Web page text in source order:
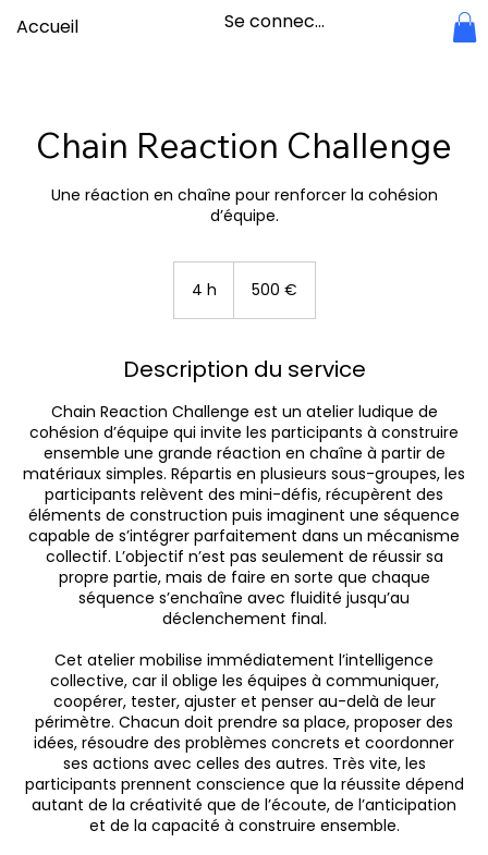
Accueil Se connecter
Chain Reaction Challenge
Une réaction en chaîne pour renforcer la cohésion
d’équipe.
4 h 500 €
Description du service
Chain Reaction Challenge est un atelier ludique de
cohésion d’équipe qui invite les participants à construire
ensemble une grande réaction en chaîne à partir de
matériaux simples. Répartis en plusieurs sous-groupes, les
participants relèvent des mini-défis, récupèrent des
éléments de construction puis imaginent une séquence
capable de s’intégrer parfaitement dans un mécanisme
collectif. L’objectif n’est pas seulement de réussir sa
propre partie, mais de faire en sorte que chaque
séquence s’enchaîne avec fluidité jusqu’au
déclenchement final.
Cet atelier mobilise immédiatement l’intelligence
collective, car il oblige les équipes à communiquer,
coopérer, tester, ajuster et penser au-delà de leur
périmètre. Chacun doit prendre sa place, proposer des
idées, résoudre des problèmes concrets et coordonner
ses actions avec celles des autres. Très vite, les
participants prennent conscience que la réussite dépend
autant de la créativité que de l’écoute, de l’anticipation
et de la capacité à construire ensemble.